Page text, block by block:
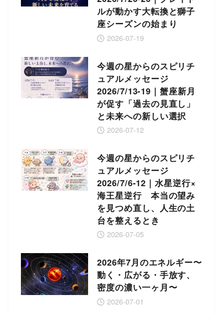
ルが動かす大転換と獅子
座シーズンの始まり
2026-07-19
今週の星からのスピリチ
ュアルメッセージ
2026/7/13-19｜蟹座新月
が促す「過去の見直し」
と未来への新しい選択
2026-07-12
今週の星からのスピリチ
ュアルメッセージ
2026/7/6-12｜水星逆行×
海王星逆行 本当の望み
を見つめ直し、人生の土
台を整えるとき
2026-07-05
2026年7月のエネルギー〜
動く・広がる・手放す、
密度の濃い一ヶ月〜
2026-07-01